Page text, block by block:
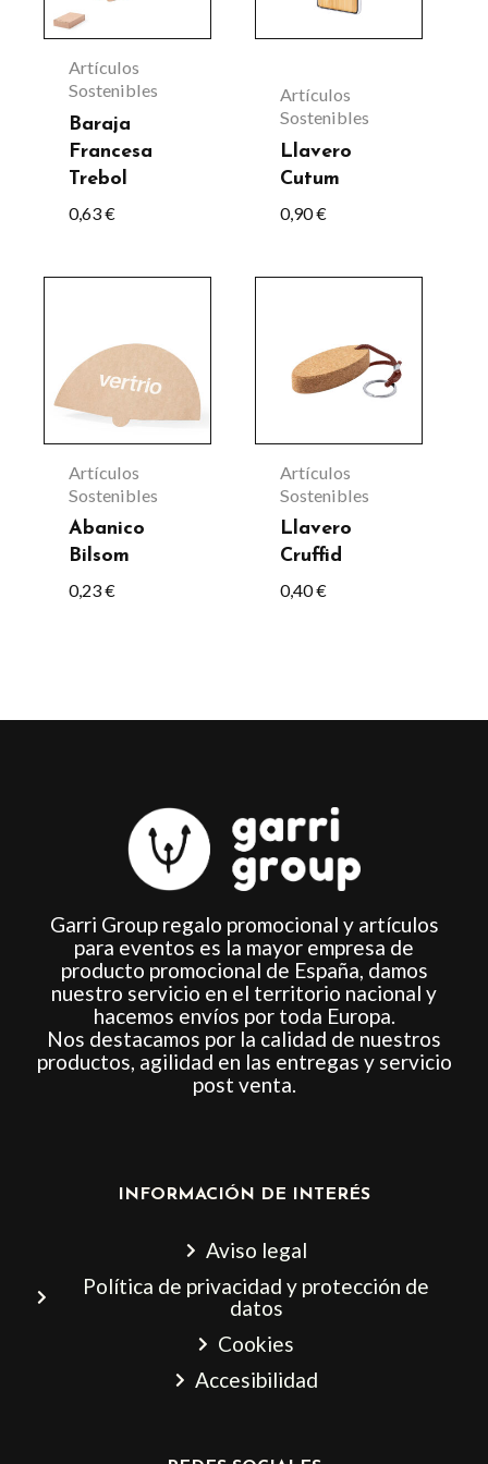
Artículos
Sostenibles
Baraja
Francesa
Trebol
0,63€
Artículos
Sostenibles
Llavero
Cutum
0,90€
Artículos
Sostenibles
Abanico
Bilsom
0,23€
Artículos
Sostenibles
Llavero
Cruffid
0,40€
Garri Group regalo promocional y artículos
para eventos es la mayor empresa de
producto promocional de España, damos
nuestro servicio en el territorio nacional y
hacemos envíos por toda Europa.
Nos destacamos por la calidad de nuestros
productos, agilidad en las entregas y servicio
post venta.
INFORMACIÓN DE INTERÉS
Aviso legal
Política de privacidad y protección de
datos
Cookies
Accesibilidad